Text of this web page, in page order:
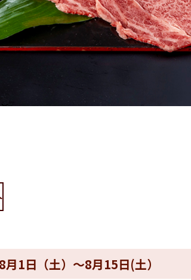
1日（土）～8月15日(土）